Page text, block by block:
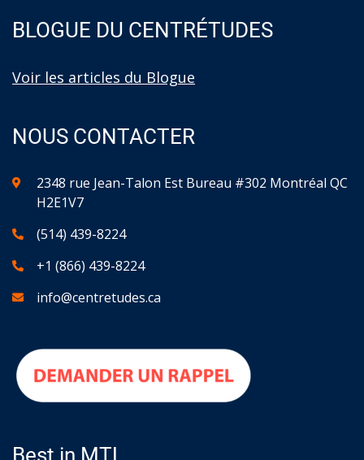
BLOGUE DU CENTRÉTUDES
Voir les articles du Blogue
NOUS CONTACTER
2348 rue Jean-Talon Est Bureau #302 Montréal QC
H2E1V7
(514) 439-8224
+1 (866) 439-8224
info@centretudes.ca
Best in MTL